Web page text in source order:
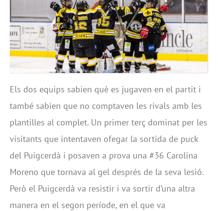
Els dos equips sabien què es jugaven en el partit i
també sabien que no comptaven les rivals amb les
plantilles al complet. Un primer terç dominat per les
visitants que intentaven ofegar la sortida de puck
del Puigcerdà i posaven a prova una #36 Carolina
Moreno que tornava al gel després de la seva lesió.
Però el Puigcerdà va resistir i va sortir d’una altra
manera en el segon període, en el que va